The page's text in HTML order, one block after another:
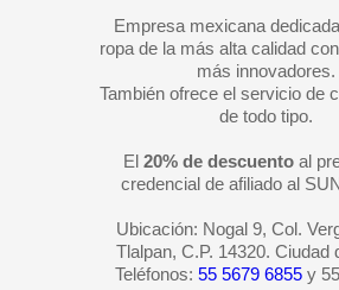
Empresa mexicana
ropa de la más alta calidad
más innovadores.
También ofrece el servicio de
de todo tipo.
El 20% de descuento al
credencial de afiliado al
Ubicación: Nogal 9, Col.
Tlalpan, C.P. 14320. Ciudad
Teléfonos: 55 5679 6855 y